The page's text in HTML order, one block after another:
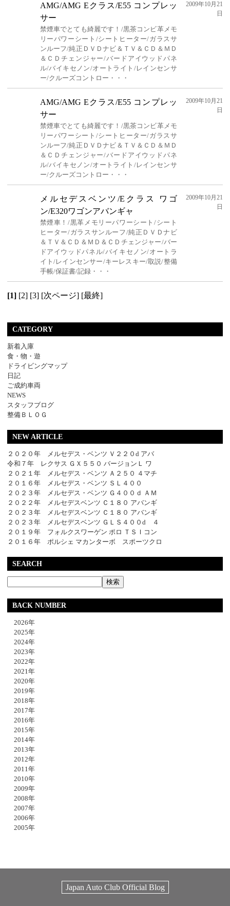
AMG/AMG Eクラス/E55 コンプレッ
サー
禁煙車でとても綺麗です！/黒茶コンビ革メモ
リーパワーシート/シートヒーター/ガラスサ
ンルーフ/純正ＤＶＤナビ＆ＴＶ＆ＣＤ＆ＭＤ
＆ＣＤチェンジャー/バードアイウッドパネ
ル/バイキセノン/オートライト/レインセンサ
ー/クルーズコントロー・・・
2009年10月21
日
AMG/AMG Eクラス/E55 コンプレッ
サー
禁煙車でとても綺麗です！/黒茶コンビ革メモ
リーパワーシート/シートヒーター/ガラスサ
ンルーフ/純正ＤＶＤナビ＆ＴＶ＆ＣＤ＆ＭＤ
＆ＣＤチェンジャー/バードアイウッドパネ
ル/バイキセノン/オートライト/レインセンサ
ー/クルーズコントロー・・・
2009年10月21
日
メルセデスベンツ/Eクラス ワゴ
ン/E320ワゴンアバンギャ
禁煙車！/黒革メモリーパワーシート/シート
ヒーター/ガラスサンルーフ/純正ＤＶＤナビ
＆ＴＶ＆ＣＤ＆ＭＤ＆ＣＤチェンジャー/バー
ドアイウッドパネル/バイキセノン/オートラ
イト/レインセンサー/キーレスキー/取説/整備
手帳/保証書/記録・・・
2009年10月21
日
[1] [2] [3] [次ページ] [最終]
CATEGORY
新着入庫
食・物・遊
ドライビングマップ
日記
ご成約車両
NEWS
スタッフブログ
整備ＢＬＯＧ
NEW ARTICLE
２０２０年 メルセデス・ベンツ Ｖ２２０d アバ
令和７年 レクサス ＧＸ５５０ バージョンＬ ワ
２０２１年 メルセデス・ベンツ Ａ２５０ ４マチ
２０１６年 メルセデス・ベンツ ＳＬ４００
２０２３年 メルセデス・ベンツ Ｇ４００ｄ ＡＭ
２０２２年 メルセデスベンツ Ｃ１８０ アバンギ
２０２３年 メルセデスベンツ Ｃ１８０ アバンギ
２０２３年 メルセデスベンツ ＧＬＳ４００d ４
２０１９年 フォルクスワーゲン ポロ ＴＳＩコン
２０１６年 ポルシェ マカンターボ スポーツクロ
SEARCH
BACK NUMBER
2026年
2025年
2024年
2023年
2022年
2021年
2020年
2019年
2018年
2017年
2016年
2015年
2014年
2013年
2012年
2011年
2010年
2009年
2008年
2007年
2006年
2005年
Japan Auto Club Official Blog